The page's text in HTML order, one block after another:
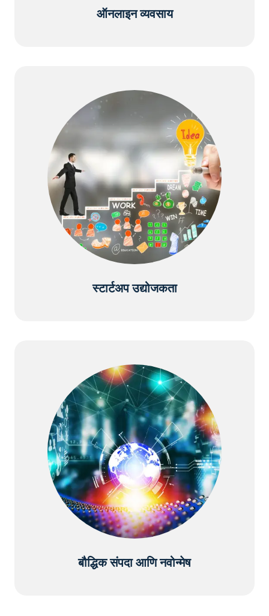
ऑनलाइन व्यवसाय
स्टार्टअप उद्योजकता
बौद्धिक संपदा आणि नवोन्मेष